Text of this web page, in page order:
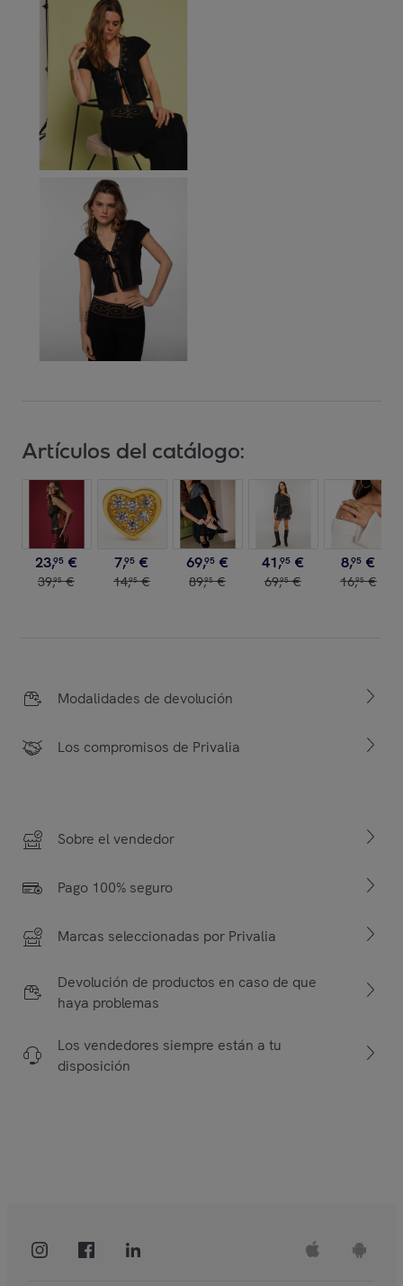
Artículos del catálogo:
23,95 €
39,95 €
7,95 €
14,95 €
69,95 €
89,95 €
41,95 €
69,95 €
8,95 €
16,95 €
Modalidades de devolución
Los compromisos de Privalia
Sobre el vendedor
Pago 100% seguro
Marcas seleccionadas por Privalia
Devolución de productos en caso de que
haya problemas
Los vendedores siempre están a tu
disposición